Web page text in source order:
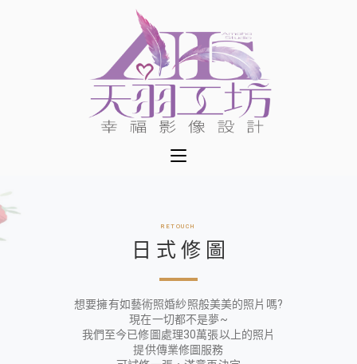
RETOUCH
日 式 修 圖
想要擁有如藝術照婚紗照般美美的照片嗎?
現在一切都不是夢~
我們至今已修圖處理30萬張以上的照片
提供傳業修圖服務